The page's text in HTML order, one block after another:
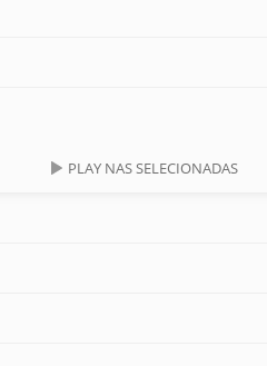
PLAY NAS SELECIONADAS